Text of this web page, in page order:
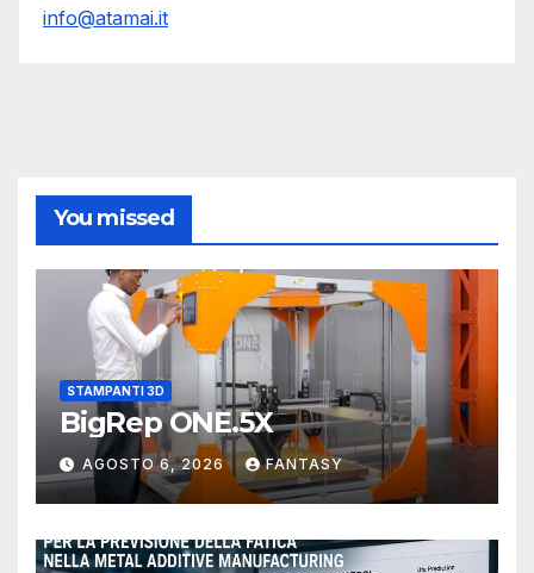
info@atamai.it
You missed
STAMPANTI 3D
BigRep ONE.5X
AGOSTO 6, 2026 FANTASY